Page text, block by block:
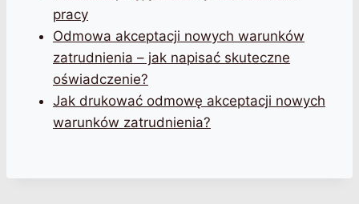
pracy
Odmowa akceptacji nowych warunków
zatrudnienia – jak napisać skuteczne
oświadczenie?
Jak drukować odmowę akceptacji nowych
warunków zatrudnienia?